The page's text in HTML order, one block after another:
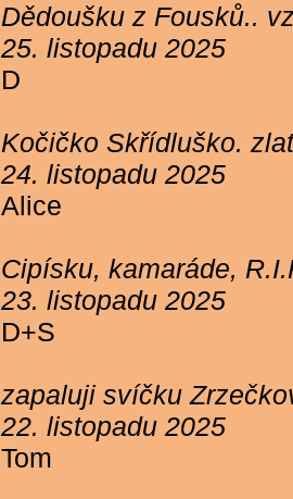
Dědoušku z Fousků..
25. listopadu 2025
D
Kočičko Skřídluško.
24. listopadu 2025
Alice
Cipísku, kamaráde,
23. listopadu 2025
D+S
zapaluji svíčku
22. listopadu 2025
Tom